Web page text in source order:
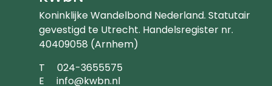
Koninklijke Wandelbond Nederland. Statutair
gevestigd te Utrecht. Handelsregister nr.
40409058 (Arnhem)
T Telefoonnummer
024-3655575
E Emailadres
info@kwbn.nl